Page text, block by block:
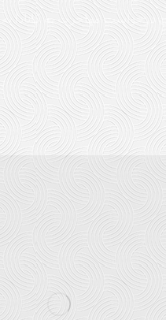
درخواست مهاجرت به کانادا